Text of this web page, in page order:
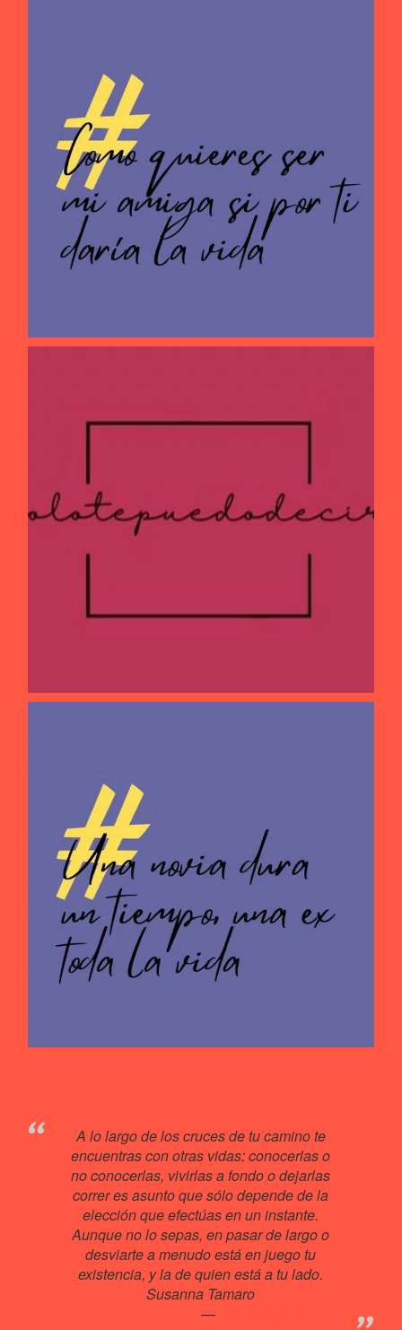
A lo largo de los cruces de tu camino te
encuentras con otras vidas: conocerlas o
no conocerlas, vivirlas a fondo o dejarlas
correr es asunto que sólo depende de la
elección que efectúas en un instante.
Aunque no lo sepas, en pasar de largo o
desviarte a menudo está en juego tu
existencia, y la de quien está a tu lado.
Susanna Tamaro